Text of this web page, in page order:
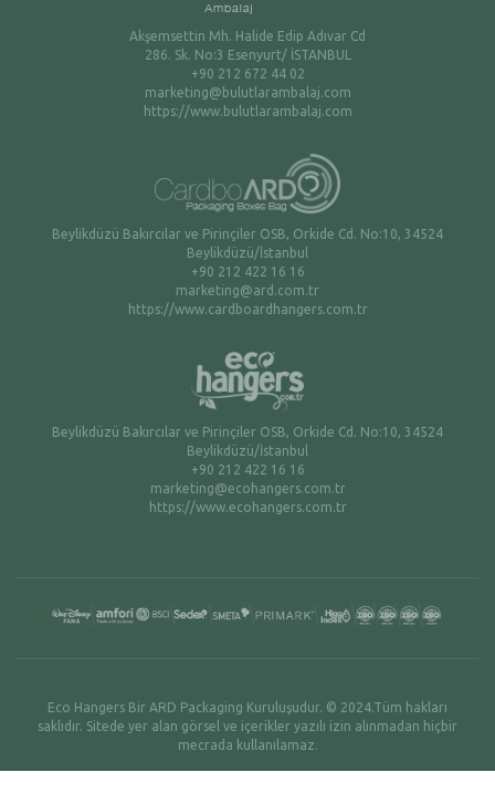
Akşemsettin Mh. Halide Edip Adıvar Cd
286. Sk. No:3 Esenyurt/ İSTANBUL
+90 212 672 44 02
marketing@bulutlarambalaj.com
https://www.bulutlarambalaj.com
Beylikdüzü Bakırcılar ve Pirinçiler OSB, Orkide Cd. No:10, 34524
Beylikdüzü/İstanbul
+90 212 422 16 16
marketing@ard.com.tr
https://www.cardboardhangers.com.tr
Beylikdüzü Bakırcılar ve Pirinçiler OSB, Orkide Cd. No:10, 34524
Beylikdüzü/İstanbul
+90 212 422 16 16
marketing@ecohangers.com.tr
https://www.ecohangers.com.tr
Eco Hangers Bir ARD Packaging Kuruluşudur. © 2024.Tüm hakları
saklıdır. Sitede yer alan görsel ve içerikler yazılı izin alınmadan hiçbir
mecrada kullanılamaz.